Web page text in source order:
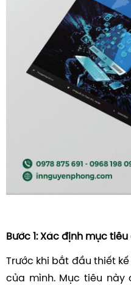
Bước 1: Xác định mục
Trước khi bắt đầu thiết
của mình. Mục tiêu này